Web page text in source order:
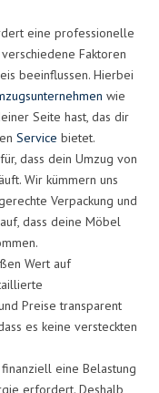
eine professionelle
Faktoren
beeinflussen. Hierbei
wie
Seite hast, das dir
Service bietet.
dass dein Umzug von
Wir kümmern uns
Verpackung und
dass deine Möbel
Wert auf
Preise transparent
es keine versteckten
eine Belastung
erfordert. Deshalb